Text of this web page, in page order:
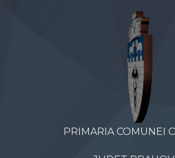
PRIMARIA COMUNEI